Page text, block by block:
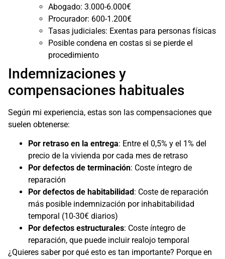
Abogado: 3.000-6.000€
Procurador: 600-1.200€
Tasas judiciales: Exentas para personas físicas
Posible condena en costas si se pierde el
procedimiento
Indemnizaciones y
compensaciones habituales
Según mi experiencia, estas son las compensaciones que
suelen obtenerse:
Por retraso en la entrega: Entre el 0,5% y el 1% del
precio de la vivienda por cada mes de retraso
Por defectos de terminación: Coste íntegro de
reparación
Por defectos de habitabilidad : Coste de reparación
más posible indemnización por inhabitabilidad
temporal (10-30€ diarios)
Por defectos estructurales: Coste íntegro de
reparación, que puede incluir realojo temporal
¿Quieres saber por qué esto es tan importante? Porque en